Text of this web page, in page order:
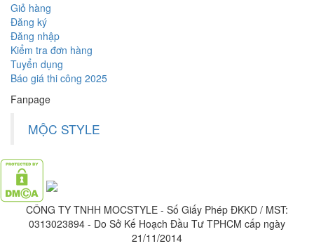
Giỏ hàng
Đăng ký
Đăng nhập
Kiểm tra đơn hàng
Tuyển dụng
Báo giá thi công 2025
Fanpage
MỘC STYLE
CÔNG TY TNHH MOCSTYLE - Số Giấy Phép ĐKKD / MST:
0313023894 - Do Sở Kế Hoạch Đầu Tư TPHCM cấp ngày
21/11/2014